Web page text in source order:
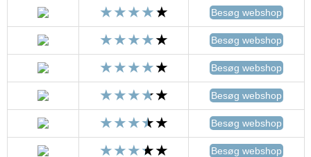
Besøg webshop
Besøg webshop
Besøg webshop
Besøg webshop
Besøg webshop
Besøg webshop